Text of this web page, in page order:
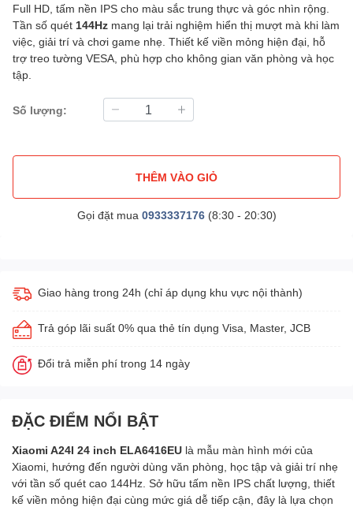
Full HD, tấm nền IPS cho màu sắc trung thực và góc nhìn rộng.
Tần số quét 144Hz mang lại trải nghiệm hiển thị mượt mà khi làm
việc, giải trí và chơi game nhẹ. Thiết kế viền mỏng hiện đại, hỗ
trợ treo tường VESA, phù hợp cho không gian văn phòng và học
tập.
Số lượng:
THÊM VÀO GIỎ
Gọi đặt mua 0933337176(8:30 - 20:30)
Giao hàng trong 24h (chỉ áp dụng khu vực nội thành)
Trả góp lãi suất 0% qua thẻ tín dụng Visa, Master, JCB
Đổi trả miễn phí trong 14 ngày
ĐẶC ĐIỂM NỔI BẬT
Xiaomi A24I 24 inch ELA6416EU là mẫu màn hình mới của
Xiaomi, hướng đến người dùng văn phòng, học tập và giải trí nhẹ
với tần số quét cao 144Hz. Sở hữu tấm nền IPS chất lượng, thiết
kế viền mỏng hiện đại cùng mức giá dễ tiếp cận, đây là lựa chọn